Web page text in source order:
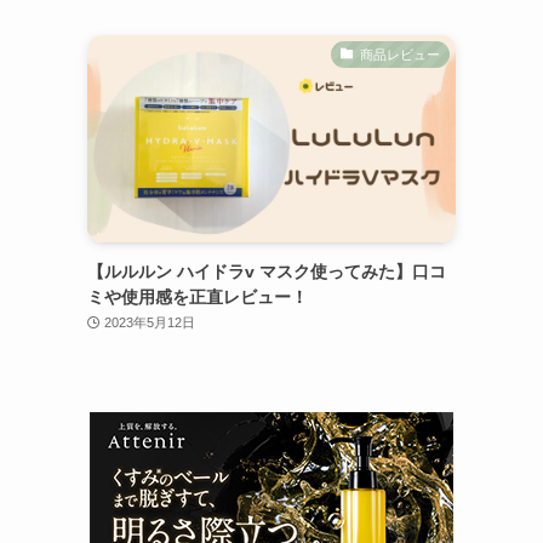
商品レビュー
【ルルルン ハイドラv マスク使ってみた】口コ
ミや使用感を正直レビュー！
2023年5月12日